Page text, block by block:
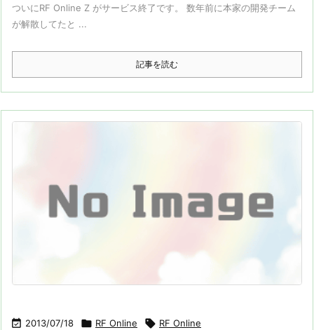
ついにRF Online Z がサービス終了です。 数年前に本家の開発チーム
が解散してたと ...
記事を読む
 2013/07/18  RF Online  RF Online